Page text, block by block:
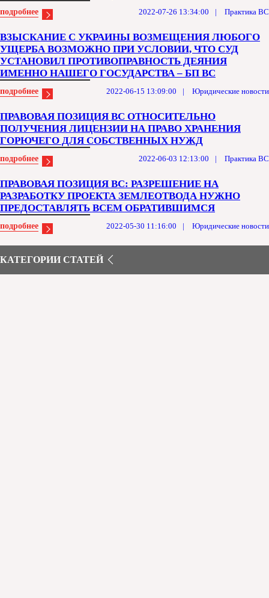
подробнее 2022-07-26 13:34:00 | Практика ВС
ВЗЫСКАНИЕ С УКРАИНЫ ВОЗМЕЩЕНИЯ ЛЮБОГО
УЩЕРБА ВОЗМОЖНО ПРИ УСЛОВИИ, ЧТО СУД
УСТАНОВИЛ ПРОТИВОПРАВНОСТЬ ДЕЯНИЯ
ИМЕННО НАШЕГО ГОСУДАРСТВА – БП ВС
подробнее 2022-06-15 13:09:00 | Юридические новости
ПРАВОВАЯ ПОЗИЦИЯ ВС ОТНОСИТЕЛЬНО
ПОЛУЧЕНИЯ ЛИЦЕНЗИИ НА ПРАВО ХРАНЕНИЯ
ГОРЮЧЕГО ДЛЯ СОБСТВЕННЫХ НУЖД
подробнее 2022-06-03 12:13:00 | Практика ВС
ПРАВОВАЯ ПОЗИЦИЯ ВС: РАЗРЕШЕНИЕ НА
РАЗРАБОТКУ ПРОЕКТА ЗЕМЛЕОТВОДА НУЖНО
ПРЕДОСТАВЛЯТЬ ВСЕМ ОБРАТИВШИМСЯ
подробнее 2022-05-30 11:16:00 | Юридические новости
КАТЕГОРИИ СТАТЕЙ